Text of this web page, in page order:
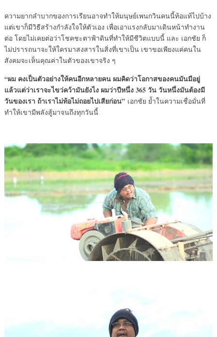
ความยากลำบากของการเรียนอาจทำให้มนุษย์เพนกวินคนนี้ท้อแท้ไปบ้าง
แต่เขาก็มีวิธีสร้างกำลังใจให้ตัวเอง เพื่อเอาแรงกลับมาเดินหน้าทำงาน
ต่อ โดยไม่เคยต่อว่าโชคชะตาฟ้าดินที่ทำให้มีชีวิตแบบนี้ และ เอกชัย ก็
ไม่ปรารถนาจะให้ใครมาสงสารในสิ่งที่เขาเป็น เขาขอเพียงแค่คนใน
สังคมจะเห็นคุณค่าในตัวของเขาจริง ๆ
“ผม คงเป็นตัวอย่างให้คนอีกหลายคน ผมคิดว่าโอกาสของคนมันมีอยู่
แล้วแต่ว่าเราจะไขว่คว้ามันยังไง ผมว่าปีหนึ่ง 365 วัน วันหนึ่งมันต้องมี
วันของเรา ถ้าเราไม่ท้อไม่ถอยไปเสียก่อน”เอกชัย ย้ำในความเชื่อมั่นที่
ทำให้เขามีพลังสู้มาจนถึงทุกวันนี้